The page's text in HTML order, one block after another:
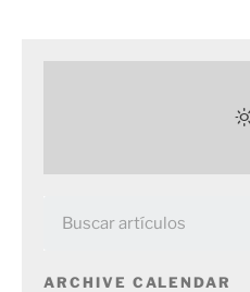
ARCHIVE CALENDAR